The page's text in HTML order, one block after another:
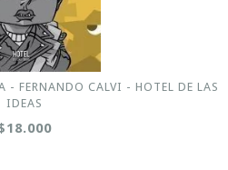
- FERNANDO CALVI - HOTEL DE LAS
IDEAS